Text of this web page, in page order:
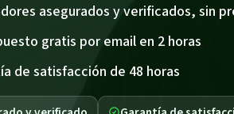
asegurados y verificados, sin
gratis por email en 2 horas
de satisfacción de 48 horas